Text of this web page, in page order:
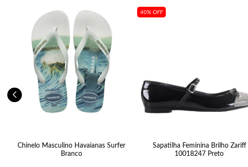
Chinelo Masculino Havaianas Surfer
Branco
40% OFF
Sapatilha Feminina Brilho Zariff
10018247 Preto